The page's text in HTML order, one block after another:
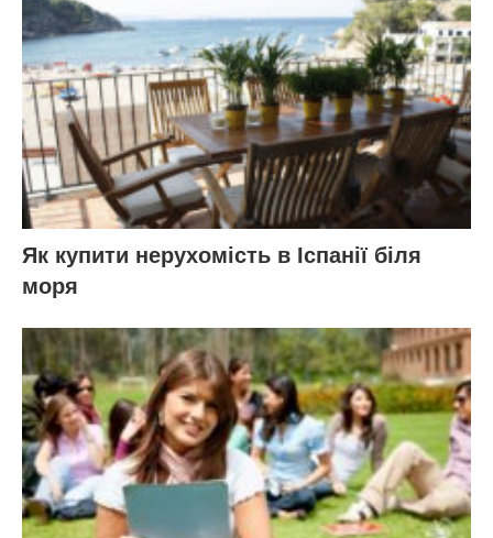
Як купити нерухомість в Іспанії біля
моря